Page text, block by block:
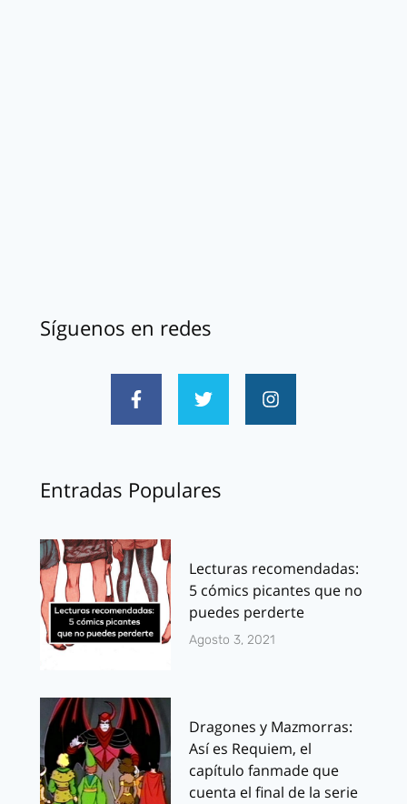
Síguenos en redes
Entradas Populares
Lecturas recomendadas:
5 cómics picantes que no
puedes perderte
Agosto 3, 2021
Dragones y Mazmorras:
Así es Requiem, el
capítulo fanmade que
cuenta el final de la serie